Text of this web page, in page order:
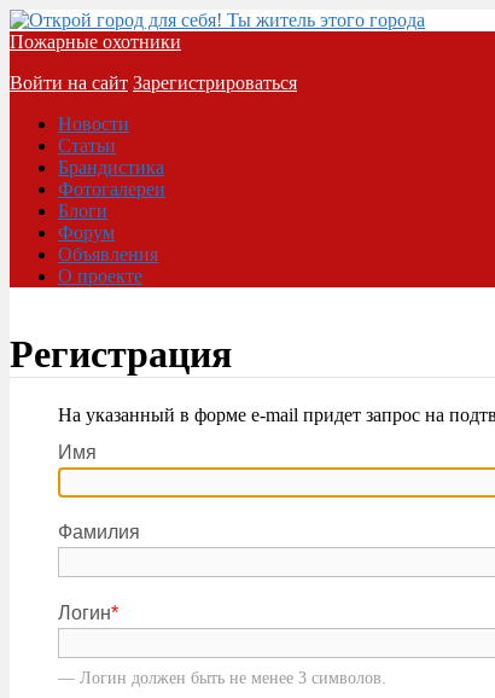
Пожарные охотники
Войти на сайт Зарегистрироваться
Новости
Статьи
Брандистика
Фотогалереи
Блоги
Форум
Объявления
О проекте
Регистрация
На указанный в форме e-mail придет запрос на
Имя
Фамилия
Логин*
— Логин должен быть не менее 3 символов.